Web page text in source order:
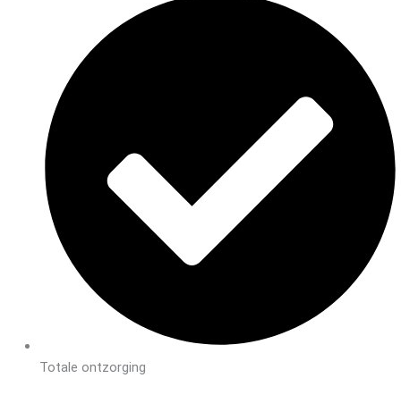
Totale ontzorging